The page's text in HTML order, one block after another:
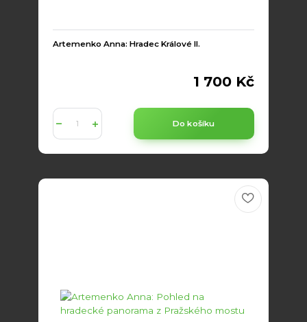
Artemenko Anna: Hradec Králové II.
1 700 Kč
Do košíku